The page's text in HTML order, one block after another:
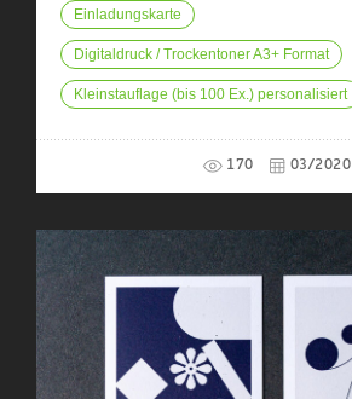
Einladungskarte
Digitaldruck / Trockentoner A3+ Format
Kleinstauflage (bis 100 Ex.) personalisiert
170 03/2020